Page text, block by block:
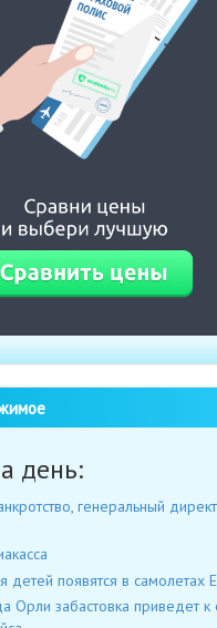
день:
генеральный
появятся в самолетах
Орли забастовка приведет к